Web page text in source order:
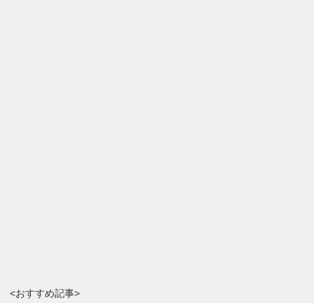
<おすすめ記事>